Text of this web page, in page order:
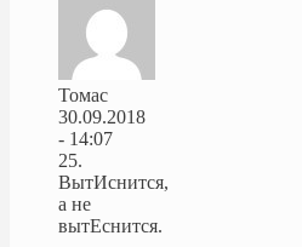
Томас
30.09.2018
- 14:07
25.
ВытИснится,
а не
вытЕснится.